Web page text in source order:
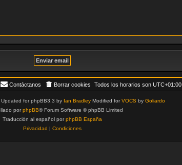
Todos los horarios son UTC+01:00
Borrar cookies
Contáctanos
Updated for phpBB3.3 by Ian BradleyModified forVOCSby Goliardo
porphpBB® Forum Software © phpBB Limited
Traducción al español porphpBB España
Privacidad | Condiciones